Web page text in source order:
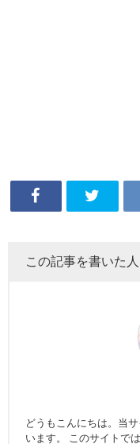
この記事を書いた人
どうもこんにちは。当
います。 このサイトで